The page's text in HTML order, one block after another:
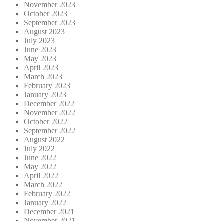
November 2023
October 2023
September 2023
August 2023
July 2023
June 2023
May 2023
April 2023
March 2023
February 2023
January 2023
December 2022
November 2022
October 2022
September 2022
August 2022
July 2022
June 2022
May 2022
April 2022
March 2022
February 2022
January 2022
December 2021